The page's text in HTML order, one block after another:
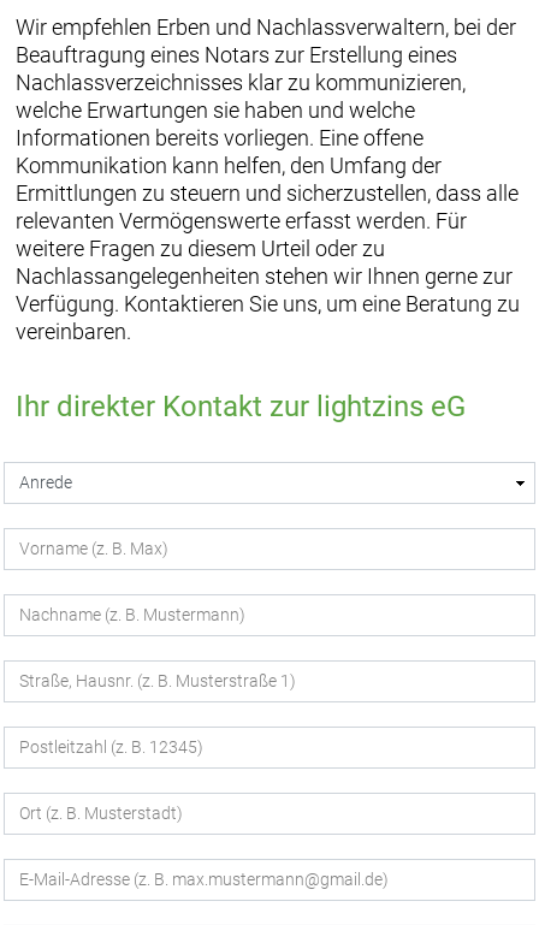
Wir empfehlen Erben und Nachlassverwaltern, bei der
Beauftragung eines Notars zur Erstellung eines
Nachlassverzeichnisses klar zu kommunizieren,
welche Erwartungen sie haben und welche
Informationen bereits vorliegen. Eine offene
Kommunikation kann helfen, den Umfang der
Ermittlungen zu steuern und sicherzustellen, dass alle
relevanten Vermögenswerte erfasst werden. Für
weitere Fragen zu diesem Urteil oder zu
Nachlassangelegenheiten stehen wir Ihnen gerne zur
Verfügung. Kontaktieren Sie uns, um eine Beratung zu
vereinbaren.
Ihr direkter Kontakt zur lightzins eG